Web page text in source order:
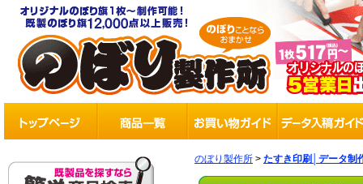
のぼり製作所 > たすき印刷│データ制